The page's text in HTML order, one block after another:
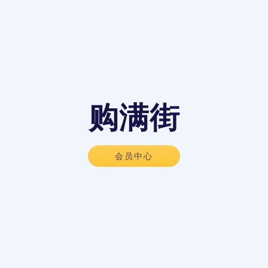
购满街
会员中心